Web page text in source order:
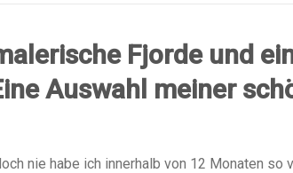
Fjorde und
Auswahl meiner
nie habe ich innerhalb von 12 Monaten so